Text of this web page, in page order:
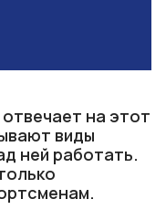
на этот
виды
ней работать.